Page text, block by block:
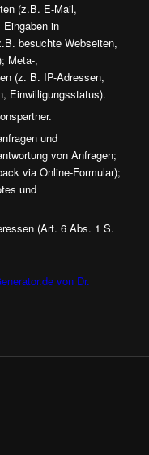
(z.B. E-Mail,
in
besuchte Webseiten,
Meta-,
(z. B. IP-Adressen,
Einwilligungsstatus).
und
von Anfragen;
via Online-Formular);
und
(Art. 6 Abs. 1 S.
von Dr.